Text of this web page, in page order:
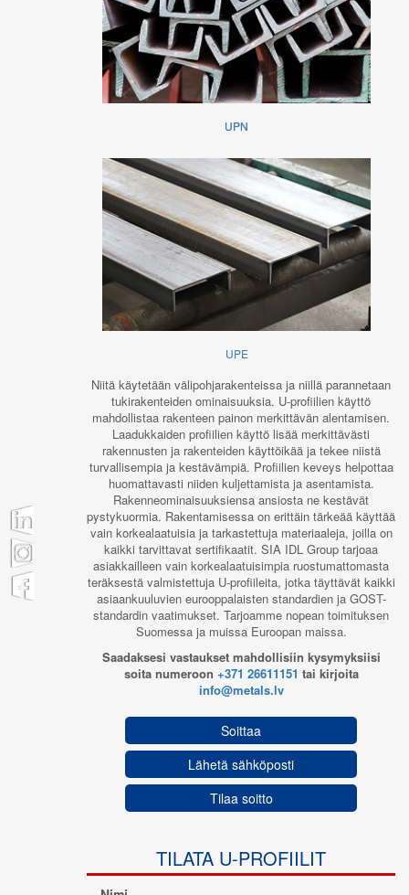
UPN
UPE
Niitä käytetään välipohjarakenteissa ja niillä parannetaan
tukirakenteiden ominaisuuksia. U-profiilien käyttö
mahdollistaa rakenteen painon merkittävän alentamisen.
Laadukkaiden profiilien käyttö lisää merkittävästi
rakennusten ja rakenteiden käyttöikää ja tekee niistä
turvallisempia ja kestävämpiä. Profiilien keveys helpottaa
huomattavasti niiden kuljettamista ja asentamista.
Rakenneominaisuuksiensa ansiosta ne kestävät
pystykuormia. Rakentamisessa on erittäin tärkeää käyttää
vain korkealaatuisia ja tarkastettuja materiaaleja, joilla on
kaikki tarvittavat sertifikaatit. SIA IDL Group tarjoaa
asiakkailleen vain korkealaatuisimpia ruostumattomasta
teräksestä valmistettuja U-profiileita, jotka täyttävät kaikki
asiaankuuluvien eurooppalaisten standardien ja GOST-
standardin vaatimukset. Tarjoamme nopean toimituksen
Suomessa ja muissa Euroopan maissa.
Saadaksesi vastaukset mahdollisiin kysymyksiisi
soita numeroon +371 26611151 tai kirjoita
info@metals.lv
Soittaa
Lähetä sähköposti
Tilaa soitto
TILATA U-PROFIILIT